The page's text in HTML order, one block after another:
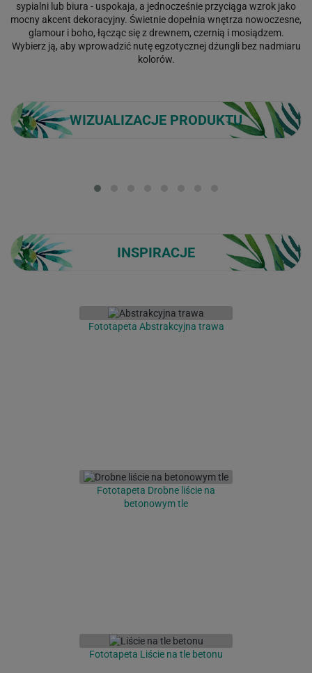
sypialni lub biura - uspokaja, a jednocześnie przyciąga wzrok jako
mocny akcent dekoracyjny. Świetnie dopełnia wnętrza nowoczesne,
glamour i boho, łącząc się z drewnem, czernią i mosiądzem.
Wybierz ją, aby wprowadzić nutę egzotycznej dżungli bez nadmiaru
kolorów.
WIZUALIZACJE PRODUKTU
INSPIRACJE
Fototapeta Abstrakcyjna trawa
Fototapeta Drobne liście na
betonowym tle
Fototapeta Liście na tle betonu